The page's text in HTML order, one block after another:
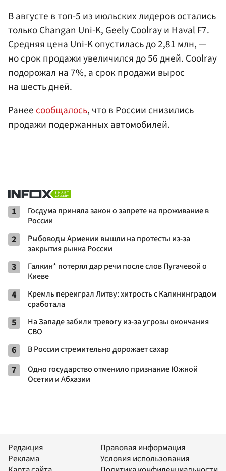
В августе в топ-5 из июльских лидеров остались
только Changan Uni-K, Geely Coolray и Haval F7.
Средняя цена Uni-K опустилась до 2,81 млн, —
но срок продажи увеличился до 56 дней. Coolray
подорожал на 7%, а срок продажи вырос
на шесть дней.
Ранеесообщалось, что в России снизились
продажи подержанных автомобилей.
1
Госдума приняла закон о запрете на проживание в
России
2
Рыбоводы Армении вышли на протесты из-за
закрытия рынка России
3
Галкин* потерял дар речи после слов Пугачевой о
Киеве
4
Кремль переиграл Литву: хитрость с Калининградом
сработала
5
На Западе забили тревогу из-за угрозы окончания
СВО
6 В России стремительно дорожает сахар
7
Одно государство отменило признание Южной
Осетии и Абхазии
Редакция
Реклама
Правовая информация
Условия использования